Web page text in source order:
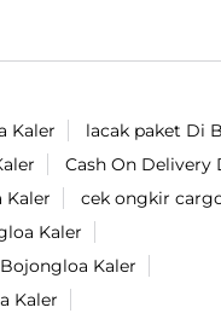
Kaler
lacak paket Di
Cash On Delivery
cek ongkir
Kaler
Kaler
Kaler